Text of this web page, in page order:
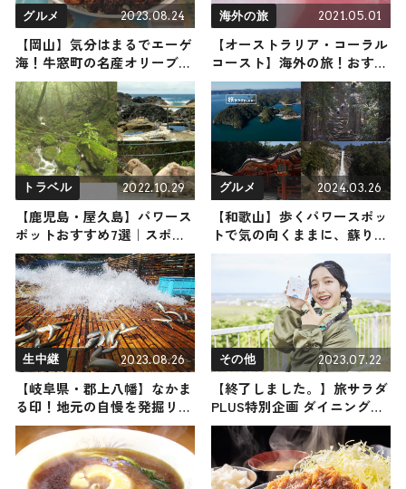
グルメ 2023.08.24
【岡山】気分はまるでエーゲ
海！牛窓町の名産オリーブと
地元から愛されるグルメスポ
ット３選
海外の旅 2021.05.01
【オーストラリア・コーラル
コースト】海外の旅！おすす
め観光スポットやグルメをリ
ポート
トラベル 2022.10.29
【鹿児島・屋久島】パワース
ポットおすすめ7選｜スポッ
トからショップまでご紹介
グルメ 2024.03.26
【和歌山】歩くパワースポッ
トで気の向くままに、蘇りの
地”熊野古道”
生中継 2023.08.26
【岐阜県・郡上八幡】なかま
る印！地元の自慢を発掘リポ
ート
その他 2023.07.22
【終了しました。】旅サラダ
PLUS特別企画 ダイニングカ
フェ クアトロよりプレゼン
トが当たる！抽選で5名様に
「紋別アヒージョ」の缶詰3
個入りセットをプレゼント！